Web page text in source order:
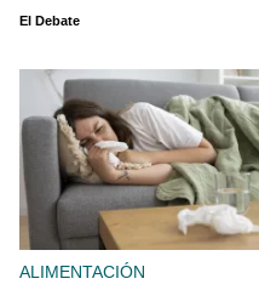
El Debate
ALIMENTACIÓN